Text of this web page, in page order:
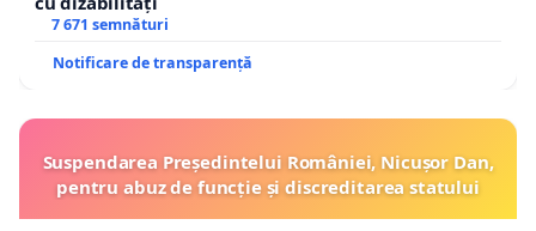
7 671 semnături
Notificare de transparență
Suspendarea Președintelui României, Nicușor Dan,
pentru abuz de funcție și discreditarea statului